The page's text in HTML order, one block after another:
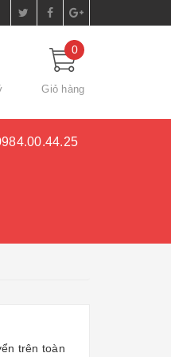
0
Giỏ hàng
trên toàn